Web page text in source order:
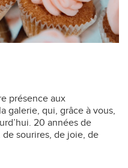
présence aux
galerie, qui, grâce à vous,
20 années de
sourires, de joie, de